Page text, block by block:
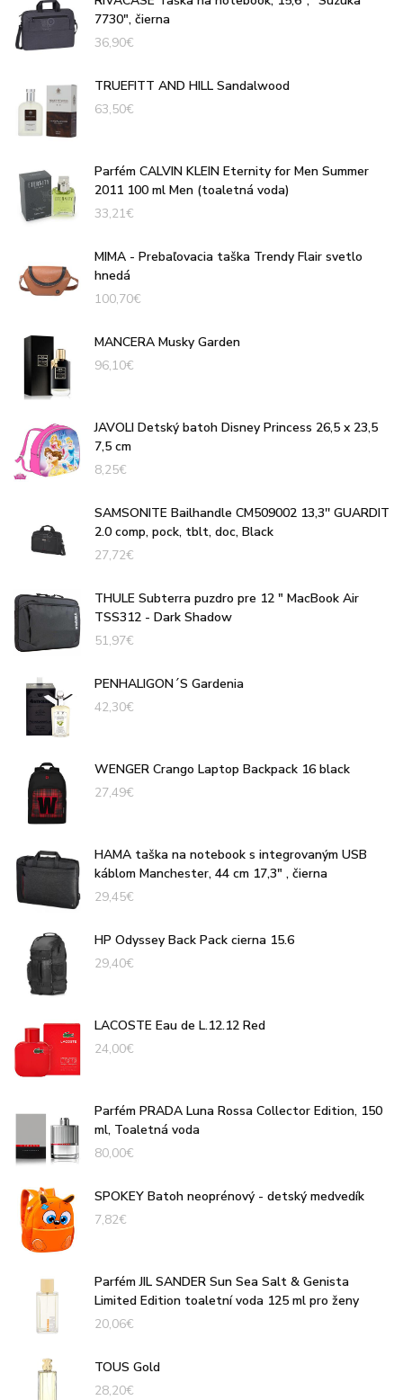
7730", čierna
36,90€
TRUEFITT AND HILL Sandalwood
63,50€
Parfém CALVIN KLEIN Eternity for Men Summer
2011 100 ml Men (toaletná voda)
33,21€
MIMA - Prebaľovacia taška Trendy Flair svetlo
hnedá
100,70€
MANCERA Musky Garden
96,10€
JAVOLI Detský batoh Disney Princess 26,5 x 23,5
7,5 cm
8,25€
SAMSONITE Bailhandle CM509002 13,3'' GUARDIT
2.0 comp, pock, tblt, doc, Black
27,72€
THULE Subterra puzdro pre 12 " MacBook Air
TSS312 - Dark Shadow
51,97€
PENHALIGON´S Gardenia
42,30€
WENGER Crango Laptop Backpack 16 black
27,49€
HAMA taška na notebook s integrovaným USB
káblom Manchester, 44 cm 17,3" , čierna
29,45€
HP Odyssey Back Pack cierna 15.6
29,40€
LACOSTE Eau de L.12.12 Red
24,00€
Parfém PRADA Luna Rossa Collector Edition, 150
ml, Toaletná voda
80,00€
SPOKEY Batoh neoprénový - detský medvedík
7,82€
Parfém JIL SANDER Sun Sea Salt & Genista
Limited Edition toaletní voda 125 ml pro ženy
20,06€
TOUS Gold
28,20€